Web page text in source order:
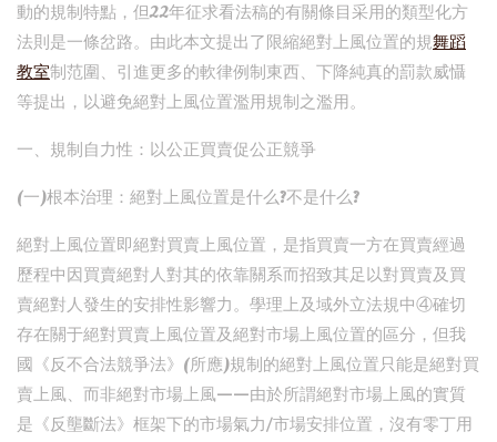
動的規制特點，但22年征求看法稿的有關條目采用的類型化方
法則是一條岔路。由此本文提出了限縮絕對上風位置的規舞蹈
教室制范圍、引進更多的軟律例制東西、下降純真的罰款威懾
等提出，以避免絕對上風位置濫用規制之濫用。
一、規制自力性：以公正買賣促公正競爭
(一)根本治理：絕對上風位置是什么?不是什么?
絕對上風位置即絕對買賣上風位置，是指買賣一方在買賣經過
歷程中因買賣絕對人對其的依靠關系而招致其足以對買賣及買
賣絕對人發生的安排性影響力。學理上及域外立法規中④確切
存在關于絕對買賣上風位置及絕對市場上風位置的區分，但我
國《反不合法競爭法》(所應)規制的絕對上風位置只能是絕對買
賣上風、而非絕對市場上風——由於所謂絕對市場上風的實質
是《反壟斷法》框架下的市場氣力/市場安排位置，沒有零丁用